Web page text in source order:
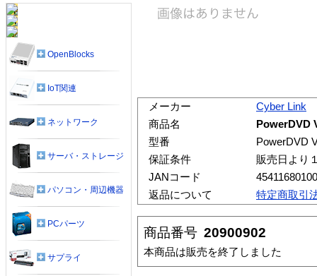
メーカー
Cyber Link
商品名
PowerDVD
型番
PowerDVD
保証条件
販売日より
JANコード
返品について
特定商取引
商品番号 20900902
本商品は販売を終了しました
OpenBlocks
IoT関連
ネットワーク
サーバ・ストレージ
パソコン・周辺機器
PCパーツ
サプライ